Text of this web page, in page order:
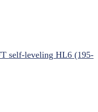
self-leveling HL6 (195-